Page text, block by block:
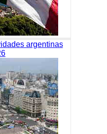
argentinas